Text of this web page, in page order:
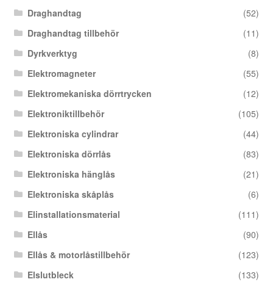
Draghandtag
(52)
Draghandtag tillbehör
(11)
Dyrkverktyg
(8)
Elektromagneter
(55)
Elektromekaniska dörrtrycken
(12)
Elektroniktillbehör
(105)
Elektroniska cylindrar
(44)
Elektroniska dörrlås
(83)
Elektroniska hänglås
(21)
Elektroniska skåplås
(6)
Elinstallationsmaterial
(111)
Ellås
(90)
Ellås & motorlåstillbehör
(123)
Elslutbleck
(133)